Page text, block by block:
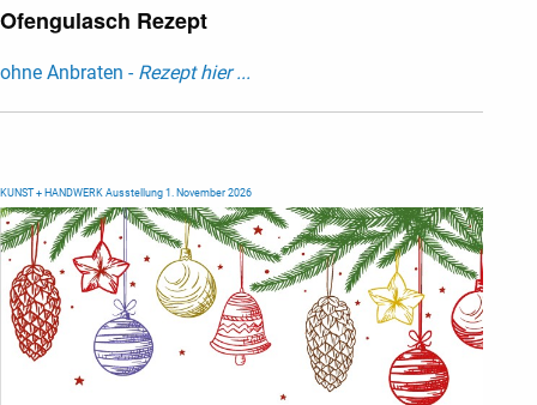
Ofengulasch Rezept
ohne Anbraten - Rezept hier ...
KUNST + HANDWERK Ausstellung 1. November 2026